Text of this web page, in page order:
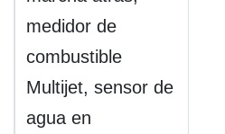
medidor de
combustible
Multijet, sensor de
agua en